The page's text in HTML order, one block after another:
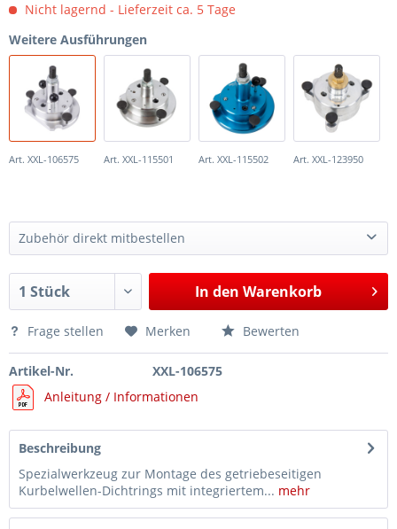
Nicht lagernd - Lieferzeit ca. 5 Tage
Weitere Ausführungen
Art. XXL-106575 Art. XXL-115501 Art. XXL-115502 Art. XXL-123950
Zubehör direkt mitbestellen
In den Warenkorb
Frage stellen Merken Bewerten
Artikel-Nr.
XXL-106575
Anleitung / Informationen
Beschreibung
Spezialwerkzeug zur Montage des getriebeseitigen
Kurbelwellen-Dichtrings mit integriertem... mehr